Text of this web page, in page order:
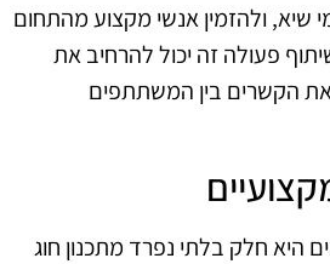
שיא, ולהזמין אנשי מקצוע מהתחום
פעולה זה יכול להרחיב את
הקשרים בין המשתתפים
היא חלק בלתי נפרד מתכנון חוג